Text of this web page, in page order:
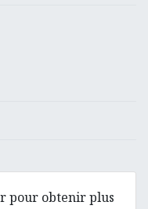
pour obtenir plus